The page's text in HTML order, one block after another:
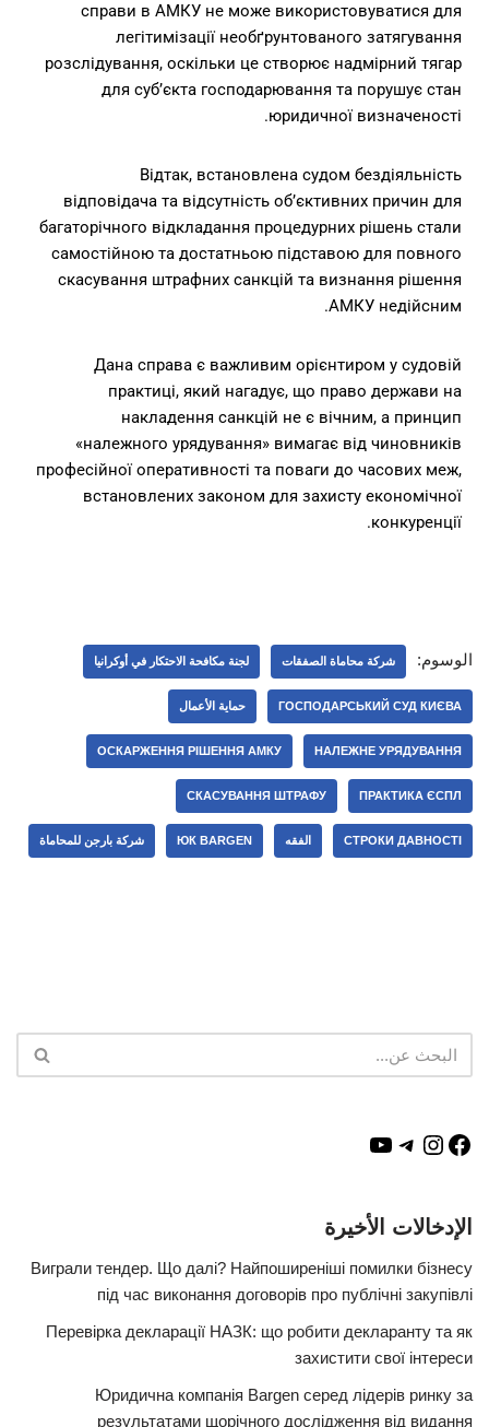
справи в АМКУ не може використовуватися для
легітимізації необґрунтованого затягування
розслідування, оскільки це створює надмірний тягар
для суб’єкта господарювання та порушує стан
юридичної визначеності.
Відтак, встановлена судом бездіяльність
відповідача та відсутність об’єктивних причин для
багаторічного відкладання процедурних рішень стали
самостійною та достатньою підставою для повного
скасування штрафних санкцій та визнання рішення
АМКУ недійсним.
Дана справа є важливим орієнтиром у судовій
практиці, який нагадує, що право держави на
накладення санкцій не є вічним, а принцип
«належного урядування» вимагає від чиновників
професійної оперативності та поваги до часових меж,
встановлених законом для захисту економічної
конкуренції.
الوسوم: شركة محاماة الصفقات لجنة مكافحة الاحتكار في أوكرانيا
ГОСПОДАРСЬКИЙ СУД КИЄВА حماية الأعمال
НАЛЕЖНЕ УРЯДУВАННЯ
ОСКАРЖЕННЯ РІШЕННЯ АМКУ
ПРАКТИКА ЄСПЛ
СКАСУВАННЯ ШТРАФУ
СТРОКИ ДАВНОСТІ الفقه ЮК BARGEN شركة بارجن للمحاماة
الإدخالات الأخيرة
Виграли тендер. Що далі? Найпоширеніші помилки бізнесу
під час виконання договорів про публічні закупівлі
Перевірка декларації НАЗК: що робити декларанту та як
захистити свої інтереси
Юридична компанія Bargen серед лідерів ринку за
результатами щорічного дослідження від видання